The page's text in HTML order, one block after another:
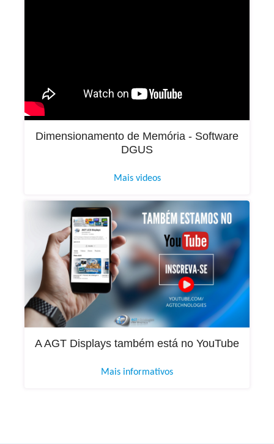
Dimensionamento de Memória - Software
DGUS
Mais videos
A AGT Displays também está no YouTube
Mais informativos